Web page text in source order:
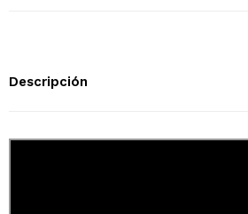
Descripción